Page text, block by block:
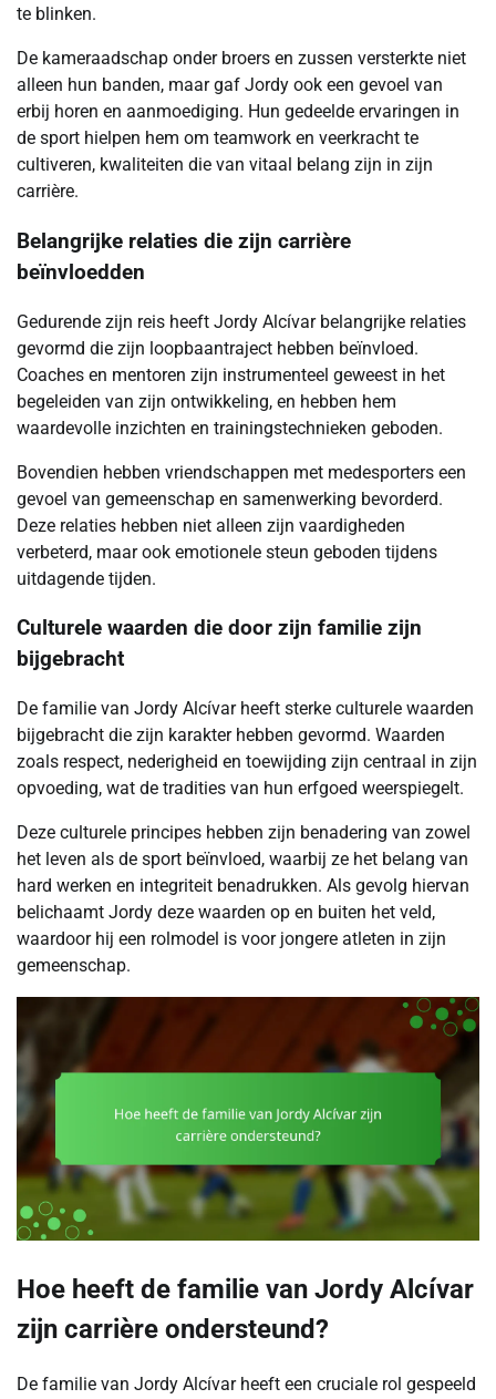
te blinken.
De kameraadschap onder broers en zussen versterkte niet
alleen hun banden, maar gaf Jordy ook een gevoel van
erbij horen en aanmoediging. Hun gedeelde ervaringen in
de sport hielpen hem om teamwork en veerkracht te
cultiveren, kwaliteiten die van vitaal belang zijn in zijn
carrière.
Belangrijke relaties die zijn carrière
beïnvloedden
Gedurende zijn reis heeft Jordy Alcívar belangrijke relaties
gevormd die zijn loopbaantraject hebben beïnvloed.
Coaches en mentoren zijn instrumenteel geweest in het
begeleiden van zijn ontwikkeling, en hebben hem
waardevolle inzichten en trainingstechnieken geboden.
Bovendien hebben vriendschappen met medesporters een
gevoel van gemeenschap en samenwerking bevorderd.
Deze relaties hebben niet alleen zijn vaardigheden
verbeterd, maar ook emotionele steun geboden tijdens
uitdagende tijden.
Culturele waarden die door zijn familie zijn
bijgebracht
De familie van Jordy Alcívar heeft sterke culturele waarden
bijgebracht die zijn karakter hebben gevormd. Waarden
zoals respect, nederigheid en toewijding zijn centraal in zijn
opvoeding, wat de tradities van hun erfgoed weerspiegelt.
Deze culturele principes hebben zijn benadering van zowel
het leven als de sport beïnvloed, waarbij ze het belang van
hard werken en integriteit benadrukken. Als gevolg hiervan
belichaamt Jordy deze waarden op en buiten het veld,
waardoor hij een rolmodel is voor jongere atleten in zijn
gemeenschap.
Hoe heeft de familie van Jordy Alcívar
zijn carrière ondersteund?
De familie van Jordy Alcívar heeft een cruciale rol gespeeld